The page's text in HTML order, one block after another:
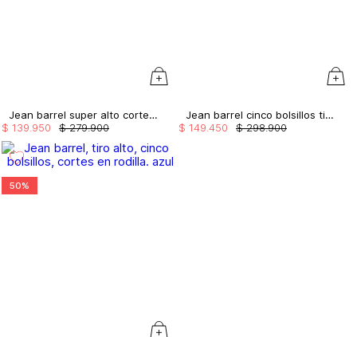
Jean barrel super alto cortes parche
$ 279.900
$ 139 950
Jean barrel cinco bolsillos tiro alto.
$ 298.900
$ 149 450
50%